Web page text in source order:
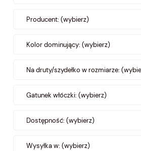
Producent: (wybierz)
Kolor dominujący: (wybierz)
Na druty/szydełko w rozmiarze:
Gatunek włóczki: (wybierz)
Dostępność: (wybierz)
Wysyłka w: (wybierz)